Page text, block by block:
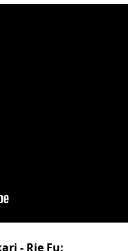
- Rie Fu: